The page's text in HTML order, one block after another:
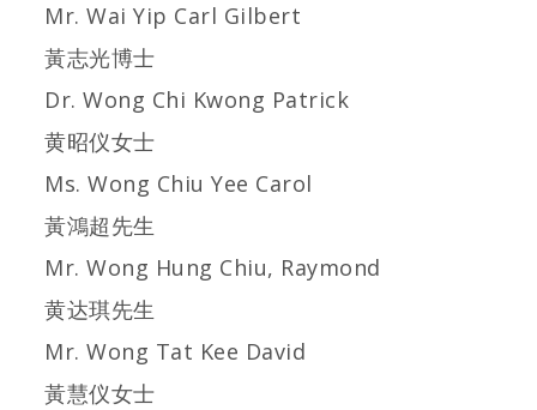
Mr. Wai Yip Carl Gilbert
黃志光博士
Dr. Wong Chi Kwong Patrick
黄昭仪女士
Ms. Wong Chiu Yee Carol
黃鴻超先生
Mr. Wong Hung Chiu, Raymond
黄达琪先生
Mr. Wong Tat Kee David
黃慧仪女士